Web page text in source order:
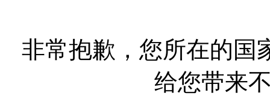
非常抱歉，您所在的国
给您带来